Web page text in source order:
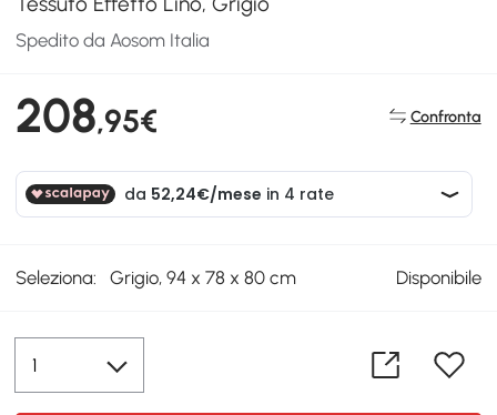
Spedito da Aosom Italia
208,95€ Confronta
Seleziona: Grigio, 94 x 78 x 80 cm Disponibile